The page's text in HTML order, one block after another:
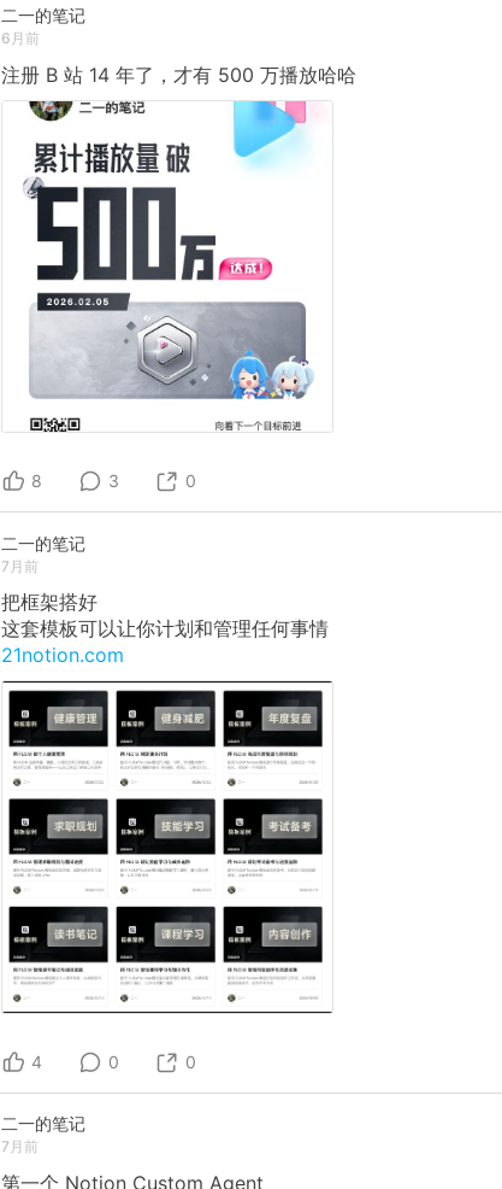
二一的笔记
6月前
注册 B 站 14 年了，才有 500 万播放哈哈
8 3 0
二一的笔记
7月前
把框架搭好
这套模板可以让你计划和管理任何事情
21notion.com
4 0 0
二一的笔记
7月前
第一个 Notion Custom Agent